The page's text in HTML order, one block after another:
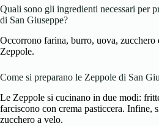
Quali sono gli ingredienti necessari per
di San Giuseppe?
Occorrono farina, burro, uova, zucchero
Zeppole.
Come si preparano le Zeppole di San
Le Zeppole si cucinano in due modi:
farciscono con crema pasticcera. Infine,
zucchero a velo.